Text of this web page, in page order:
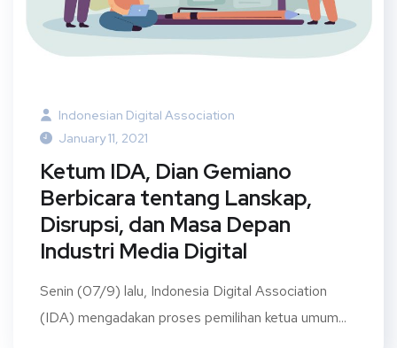
Indonesian Digital Association
January 11, 2021
Ketum IDA, Dian Gemiano
Berbicara tentang Lanskap,
Disrupsi, dan Masa Depan
Industri Media Digital
Senin (07/9) lalu, Indonesia Digital Association
(IDA) mengadakan proses pemilihan ketua umum...